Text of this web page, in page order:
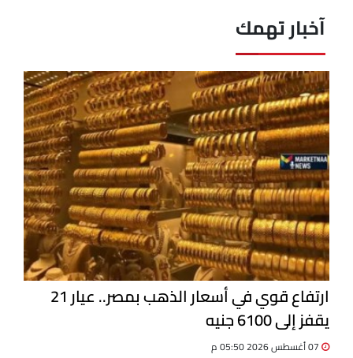
آخبار تهمك
ارتفاع قوي في أسعار الذهب بمصر.. عيار 21
يقفز إلى 6100 جنيه